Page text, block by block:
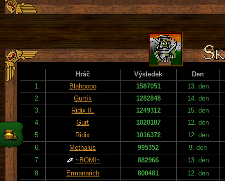
Hráč Výsledek
Den
1.
Blahoooo 1587051
13. den
2.
Gurtík 1282848
14. den
3.
Ridix II. 1249312
15. den
4.
Gurt 1020187
12. den
5.
Ridix 1016372
12. den
6.
Methalus 995352
9. den
7.
~BOMI~ 882966
13. den
8.
Ermanarich 800481
12. den